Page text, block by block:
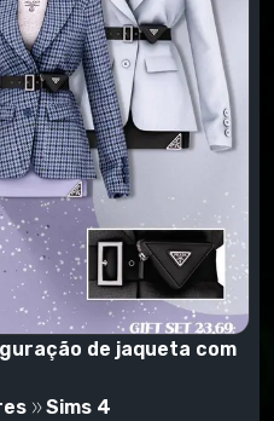
de jaqueta com
Sims 4